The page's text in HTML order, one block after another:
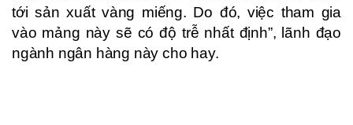
tới sản xuất vàng miếng. Do đó, việc tham gia
vào mảng này sẽ có độ trễ nhất định”, lãnh đạo
ngành ngân hàng này cho hay.